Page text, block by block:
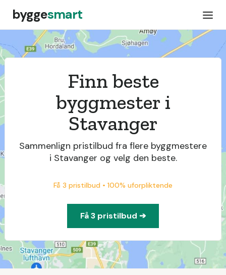
byggesmart
Finn beste
byggmester i
Stavanger
Sammenlign pristilbud fra flere byggmestere
i Stavanger og velg den beste.
Få 3 pristilbud • 100% uforpliktende
Få 3 pristilbud ➔